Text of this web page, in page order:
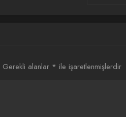
Gerekli alanlar * ile işaretlenmişlerdir